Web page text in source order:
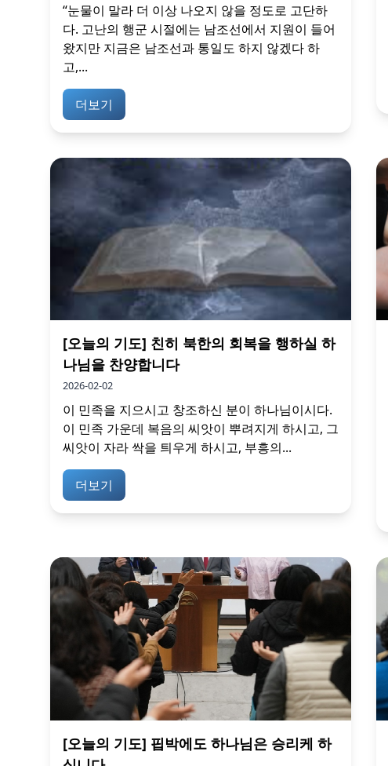
“눈물이 말라 더 이상 나오지 않을 정도로 고단하
다. 고난의 행군 시절에는 남조선에서 지원이 들어
왔지만 지금은 남조선과 통일도 하지 않겠다 하
고,...
더보기
[오늘의 기도] 친히 북한의 회복을 행하실 하
나님을 찬양합니다
2026-02-02
이 민족을 지으시고 창조하신 분이 하나님이시다.
이 민족 가운데 복음의 씨앗이 뿌려지게 하시고, 그
씨앗이 자라 싹을 틔우게 하시고, 부흥의...
더보기
[오늘의 기도] 핍박에도 하나님은 승리케 하